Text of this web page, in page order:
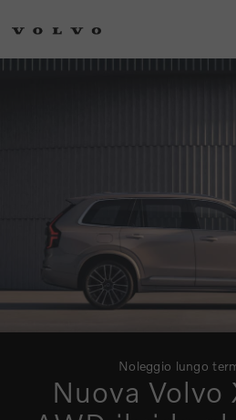
Noleggio lungo
Nuova Volvo